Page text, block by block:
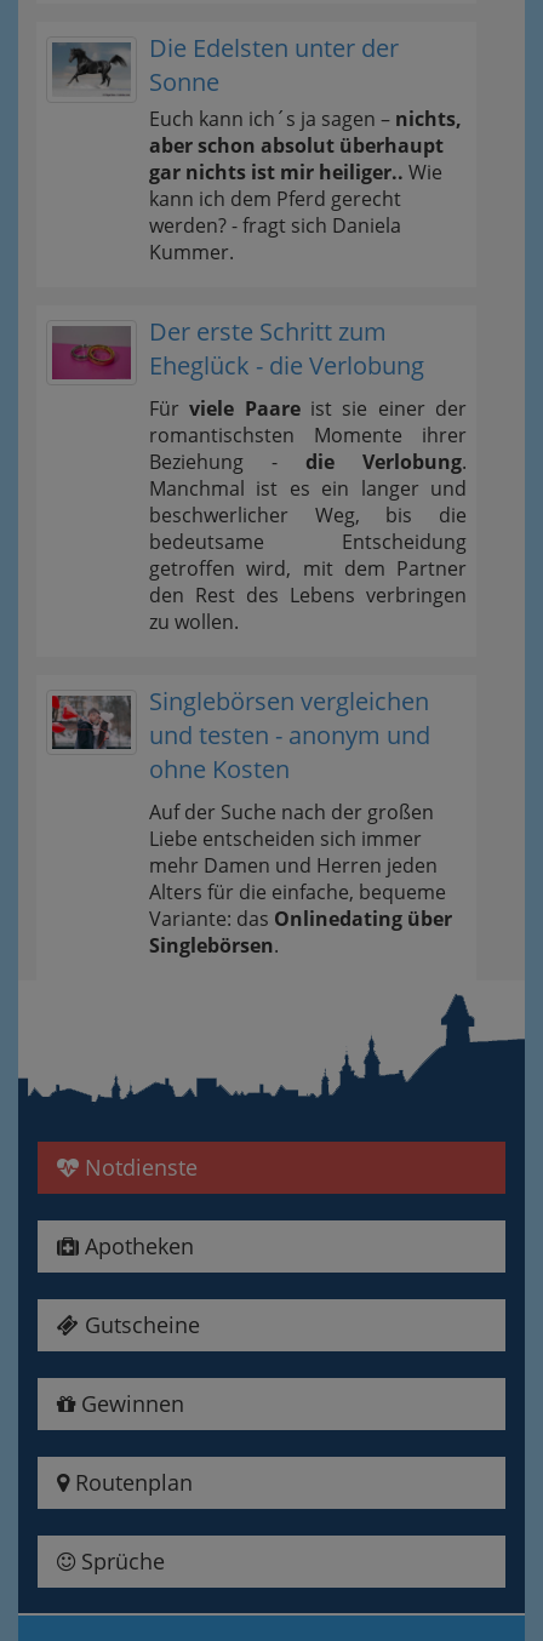
Die Edelsten unter der
Sonne
Euch kann ich´s ja sagen – nichts,
aber schon absolut überhaupt
gar nichts ist mir heiliger.. Wie
kann ich dem Pferd gerecht
werden? - fragt sich Daniela
Kummer.
Der erste Schritt zum
Eheglück - die Verlobung
Fürviele Paareist sie einer der
romantischsten Momente ihrer
Beziehung - die Verlobung.
Manchmal ist es ein langer und
beschwerlicher Weg, bis die
bedeutsame Entscheidung
getroffen wird, mit dem Partner
den Rest des Lebens verbringen
zu wollen.
Singlebörsen vergleichen
und testen - anonym und
ohne Kosten
Auf der Suche nach der großen
Liebe entscheiden sich immer
mehr Damen und Herren jeden
Alters für die einfache, bequeme
Variante: das Onlinedating über
Singlebörsen.
Notdienste
Apotheken
Gutscheine
Gewinnen
Routenplan
Sprüche